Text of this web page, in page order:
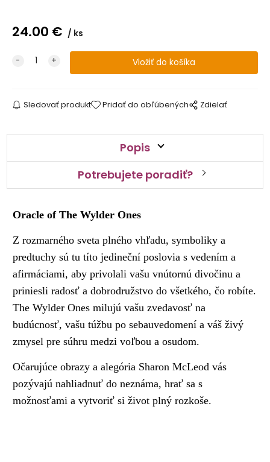
24.00 € ks
Sledovať produkt Pridať do obľúbených Zdielať
Popis
Potrebujete poradiť?
Oracle of The Wylder Ones
Z rozmarného sveta plného vhľadu, symboliky a
predtuchy sú tu títo jedineční poslovia s vedením a
afirmáciami, aby privolali vašu vnútornú divočinu a
priniesli radosť a dobrodružstvo do všetkého, čo robíte.
The Wylder Ones milujú vašu zvedavosť na
budúcnosť, vašu túžbu po sebauvedomení a váš živý
zmysel pre súhru medzi voľbou a osudom.
Očarujúce obrazy a alegória Sharon McLeod vás
pozývajú nahliadnuť do neznáma, hrať sa s
možnosťami a vytvoriť si život plný rozkoše.